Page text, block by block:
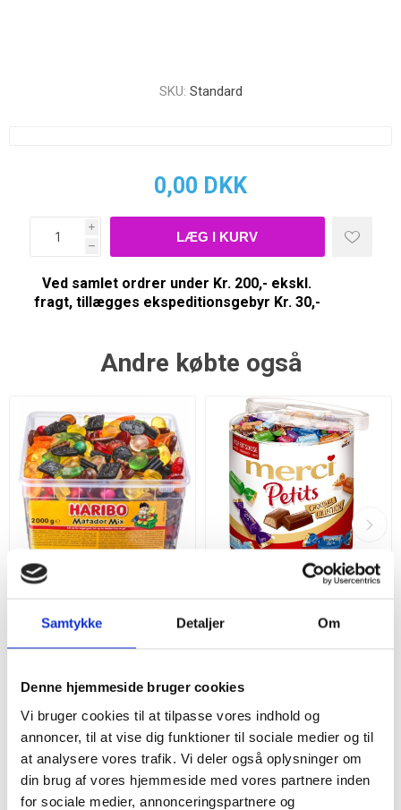
Samtykke Detaljer Om
Denne hjemmeside bruger cookies
Vi bruger cookies til at tilpasse vores indhold og
annoncer, til at vise dig funktioner til sociale medier og til
at analysere vores trafik. Vi deler også oplysninger om
din brug af vores hjemmeside med vores partnere inden
for sociale medier, annonceringspartnere og
SKU: Standard
0,00 DKK
i
h
Ved samlet ordrer under Kr. 200,- ekskl.
fragt, tillægges ekspeditionsgebyr Kr. 30,-
Andre købte også
255,95 DKK